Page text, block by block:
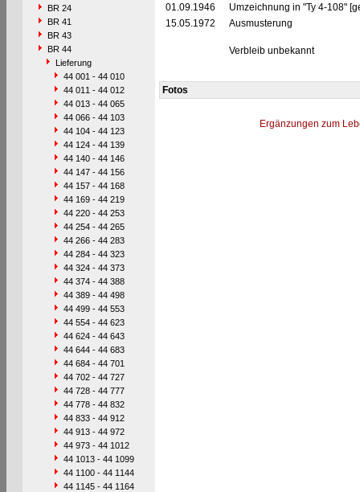
BR 24
BR 41
BR 43
BR 44
Lieferung
44 001 - 44 010
44 011 - 44 012
44 013 - 44 065
44 066 - 44 103
44 104 - 44 123
44 124 - 44 139
44 140 - 44 146
44 147 - 44 156
44 157 - 44 168
44 169 - 44 219
44 220 - 44 253
44 254 - 44 265
44 266 - 44 283
44 284 - 44 323
44 324 - 44 373
44 374 - 44 388
44 389 - 44 498
44 499 - 44 553
44 554 - 44 623
44 624 - 44 643
44 644 - 44 683
44 684 - 44 701
44 702 - 44 727
44 728 - 44 777
44 778 - 44 832
44 833 - 44 912
44 913 - 44 972
44 973 - 44 1012
44 1013 - 44 1099
44 1100 - 44 1144
44 1145 - 44 1164
01.09.1946
Umzeichnung in "Ty 4-108"
15.05.1972
Ausmusterung
Verbleib unbekannt
Fotos
Ergänzungen zum